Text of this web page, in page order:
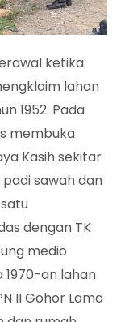
ketika
lahan
1952. Pada
membuka
Kasih sekitar
sawah dan
dengan TK
medio
1970-an lahan
II Gohor Lama